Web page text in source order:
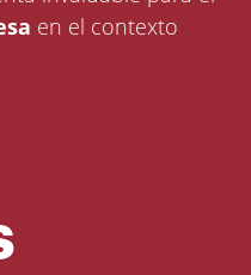
en el contexto